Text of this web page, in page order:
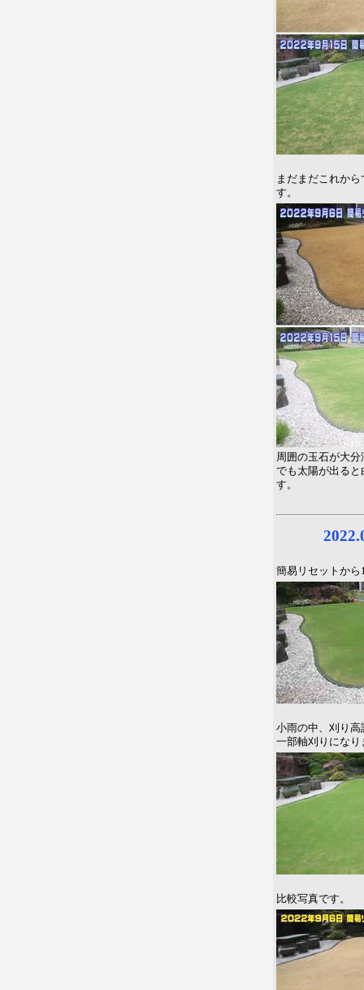
まだまだこれか
す。
周囲の玉石が大
でも太陽が出る
す。
簡易リセットから
小雨の中、刈り高
一部軸刈りになり
比較写真です。